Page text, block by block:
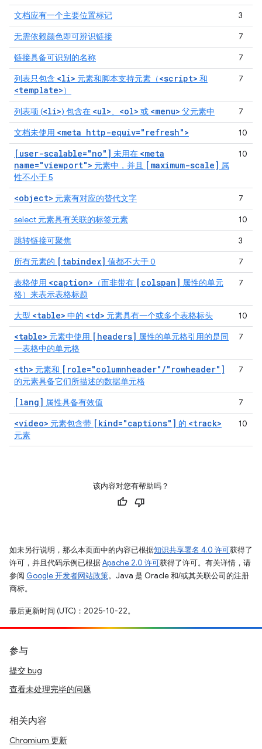
文档应有一个主要位置标记
3
无需依赖颜色即可辨识链接
7
链接具备可识别的名称
7
列表只包含 <li> 元素和脚本支持元素（<script> 和
<template>）
7
列表项 (<li>) 包含在 <ul>、 <ol> 或 <menu> 父元素中
7
文档未使用 <meta http-equiv="refresh"> 10
[user-scalable="no"] 未用在 <meta
name="viewport"> 元素中，并且 [maximum-scale] 属
性不小于 5
10
<object> 元素有对应的替代文字
7
select 元素具有关联的标签元素
10
跳转链接可聚焦
3
所有元素的 [tabindex] 值都不大于 0
7
表格使用 <caption> （而非带有 [colspan] 属性的单元
格）来表示表格标题
7
大型 <table> 中的 <td> 元素具有一个或多个表格标头 10
<table> 元素中使用 [headers] 属性的单元格引用的是同
一表格中的单元格
7
<th> 元素和 [role="columnheader"/"rowheader"]
的元素具备它们所描述的数据单元格
7
[lang] 属性具备有效值 7
<video> 元素包含带 [kind="captions"] 的 <track>
元素
10
该内容对您有帮助吗？
如未另行说明，那么本页面中的内容已根据知识共享署名 4.0 许可获得了
许可，并且代码示例已根据Apache 2.0 许可获得了许可。有关详情，请
参阅 Google 开发者网站政策。Java 是 Oracle 和/或其关联公司的注册
商标。
最后更新时间 (UTC)：2025-10-22。
参与
提交 bug
查看未处理完毕的问题
相关内容
Chromium 更新